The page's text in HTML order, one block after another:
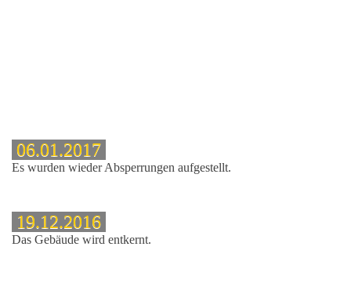
06.01.2017
Es wurden wieder Absperrungen aufgestellt.
19.12.2016
Das Gebäude wird entkernt.